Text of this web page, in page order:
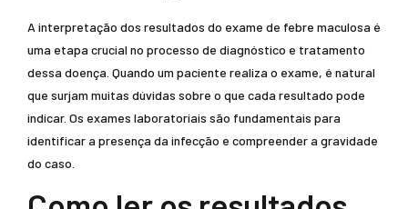
A interpretação dos resultados do exame de febre maculosa é
uma etapa crucial no processo de diagnóstico e tratamento
dessa doença. Quando um paciente realiza o exame, é natural
que surjam muitas dúvidas sobre o que cada resultado pode
indicar. Os exames laboratoriais são fundamentais para
identificar a presença da infecção e compreender a gravidade
do caso.